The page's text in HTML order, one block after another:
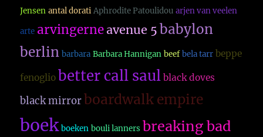
Jensen antal dorati Aphrodite Patoulidou arjen van veelen
arte arvingerne avenue 5 babylon
berlin barbara Barbara Hannigan beef bela tarr beppe
fenoglio better call saul black doves
black mirror boardwalk empire
boek boeken bouli lanners breaking bad